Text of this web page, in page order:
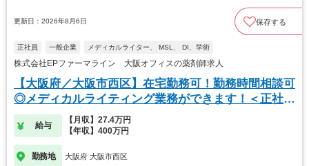
更新日：2026年8月6日 保存する
正社員 一般企業 メディカルライター、 MSL、 DI、学術
株式会社EPファーマライン 大阪オフィスの薬剤師求人
【大阪府／大阪市西区】在宅勤務可！勤務時間相談可
◎メディカルライティング業務ができます！＜正社員
＞
給与
【月収】27.4万円
【年収】400万円
勤務地 大阪府 大阪市西区